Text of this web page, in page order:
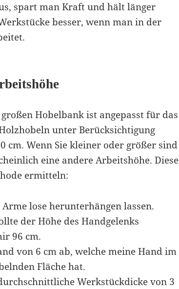
spart man Kraft und hält länger
besser, wenn man in der
Hobelbank ist angepasst für das
unter Berücksichtigung
cm. Wenn Sie kleiner oder größer sind
eine andere Arbeitshöhe. Diese
ermitteln:
lose herunterhängen lassen.
der Höhe des Handgelenks
96 cm.
von 6 cm ab, welche meine Hand im
Fläche hat.
Werkstückdicke von 3